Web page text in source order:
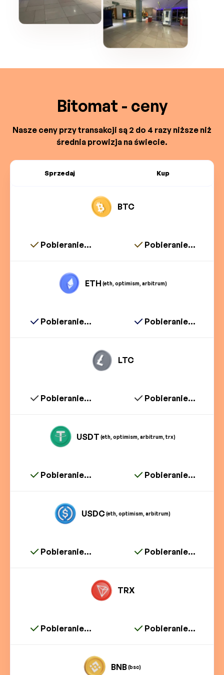
Bitomat - ceny
Nasze ceny przy transakcji są 2 do 4 razy niższe niż
średnia prowizja na świecie.
Sprzedaj Kup
BTC
Pobieranie... Pobieranie...
ETH (eth, optimism, arbitrum)
Pobieranie... Pobieranie...
LTC
Pobieranie... Pobieranie...
USDT (eth, optimism, arbitrum, trx)
Pobieranie... Pobieranie...
USDC(eth, optimism, arbitrum)
Pobieranie... Pobieranie...
TRX
Pobieranie... Pobieranie...
BNB(bsc)